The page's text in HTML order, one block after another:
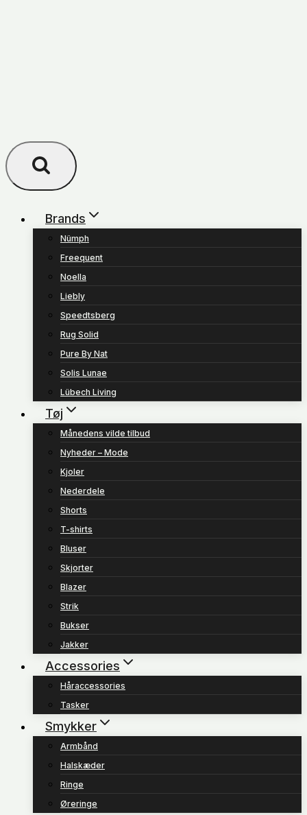
Brands
Nümph
Freequent
Noella
Liebly
Speedtsberg
Rug Solid
Pure By Nat
Solis Lunae
Lübech Living
Tøj
Månedens vilde tilbud
Nyheder – Mode
Kjoler
Nederdele
Shorts
T-shirts
Bluser
Skjorter
Blazer
Strik
Bukser
Jakker
Accessories
Håraccessories
Tasker
Smykker
Armbånd
Halskæder
Ringe
Øreringe